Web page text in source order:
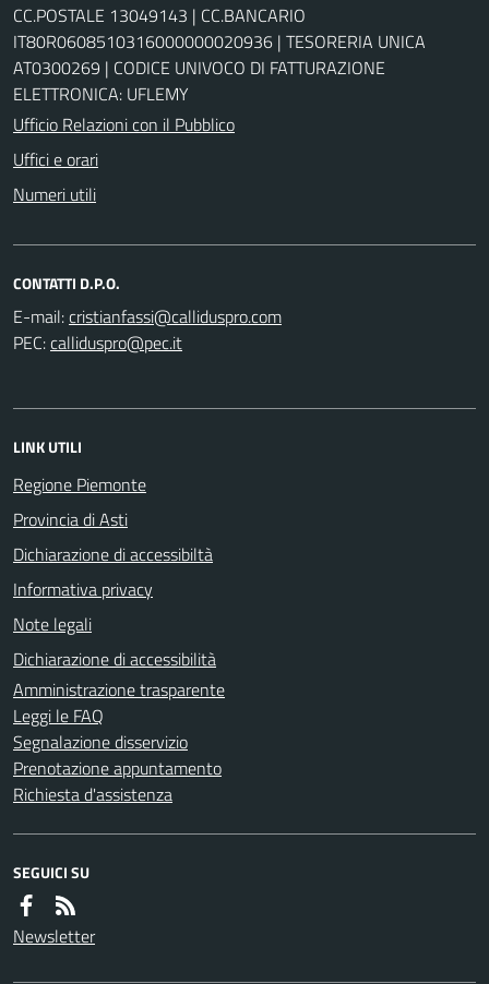
CC.POSTALE 13049143 | CC.BANCARIO
IT80R0608510316000000020936 | TESORERIA UNICA
AT0300269 | CODICE UNIVOCO DI FATTURAZIONE
ELETTRONICA: UFLEMY
Ufficio Relazioni con il Pubblico
Uffici e orari
Numeri utili
CONTATTI D.P.O.
E-mail:
PEC:
LINK UTILI
Regione Piemonte
Provincia di Asti
Dichiarazione di accessibiltà
Informativa privacy
Note legali
Dichiarazione di accessibilità
Amministrazione trasparente
Leggi le FAQ
Segnalazione disservizio
Prenotazione appuntamento
Richiesta d'assistenza
SEGUICI SU
Newsletter